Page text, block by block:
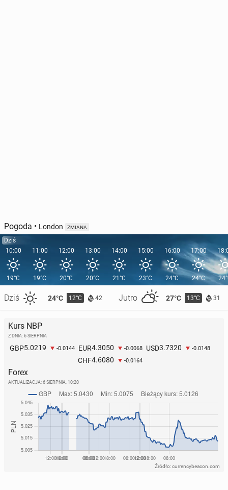
Pogoda • London ZMIANA
Dziś
10:00
19°C
Dziś 24°C 12°C 42 Jutro 27°C 13°C 31
11:00
19°C
12:00
20°C
13:00
20°C
14:00
21°C
15:00
23°C
16:00
24°C
17:00
24°C
Kurs NBP
Z DNIA: 6 SIERPNIA
GBP5.0219 -0.0144 EUR4.3050 -0.0068 USD3.7320 -0.0148
CHF4.6080 -0.0164
Forex
AKTUALIZACJA: 6 SIERPNIA, 10:20
Źródło: currencybeacon.com